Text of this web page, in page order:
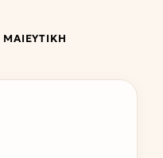
ΜΑΙΕΥΤΙΚΗ